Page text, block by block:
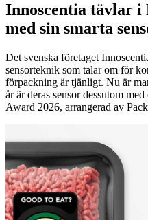
Innoscentia tävlar i
med sin smarta
Det svenska företaget
sensorteknik som talar om för
förpackning är tjänligt. Nu är
år är deras sensor dessutom
Award 2026, arrangerad av